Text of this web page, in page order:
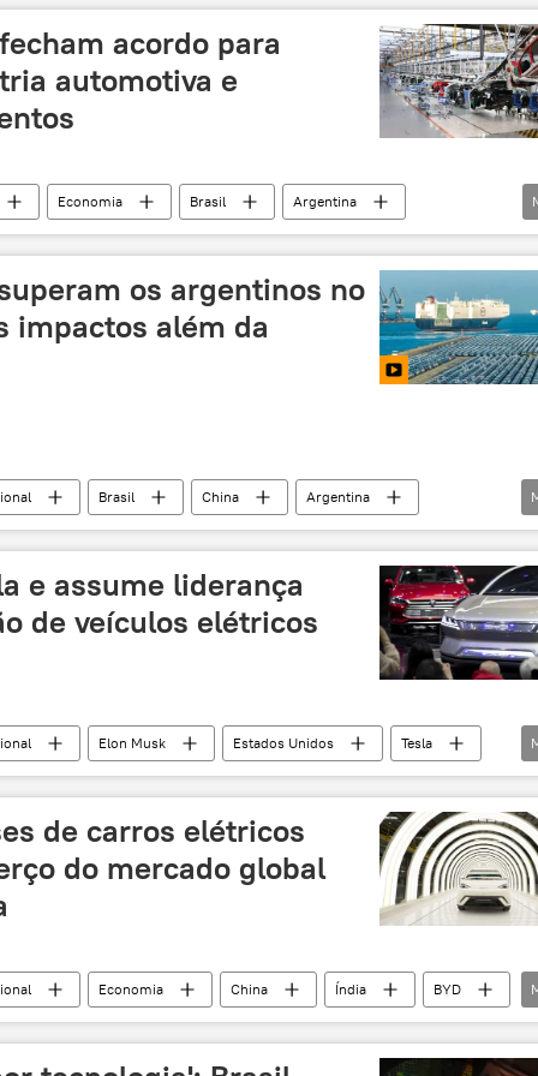
terras raras
acordo para
automotiva e
Economia Brasil
Argentina
setor automobilístico
setor automotivo
os argentinos no
impactos além da
Brasil China
Argentina
América do Sul Mercosul
exclusiva
e assume liderança
de veículos elétricos
Elon Musk Estados Unidos
Tesla
comércio
de carros elétricos
do mercado global
Economia China Índia
BYD
Europa Ásia e Oceania